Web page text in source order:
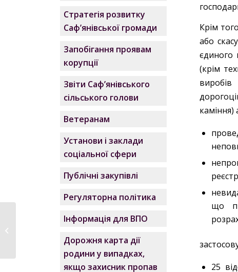
Крім
або
єдиного
(крім
каміння)
що
25
Стратегія розвитку
Саф’янівської громади
Запобігання проявам
корупції
Звіти Саф’янівського
сільського голови
Ветеранам
Установи і заклади
соціальної сфери
Публічні закупівлі
Регуляторна політика
Інформація для ВПО
Дорожня карта дії
родини у випадках,
якщо захисник пропав
Саф’янівська громада